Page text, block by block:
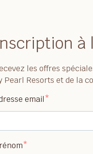
à
les offres
Pearl Resorts et de la
email